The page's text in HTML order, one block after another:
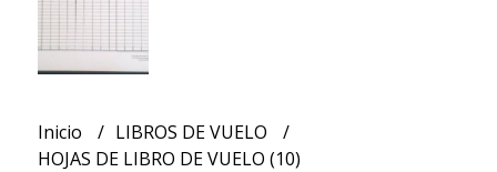
Inicio
LIBROS DE VUELO
HOJAS DE LIBRO DE VUELO (10)